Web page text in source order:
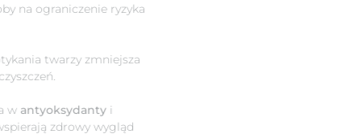
to proste sposoby na ograniczenie ryzyka
nadmiernego dotykania twarzy zmniejsza
zanieczyszczeń.
dieta bogata w
organizmu wspierają zdrowy wygląd